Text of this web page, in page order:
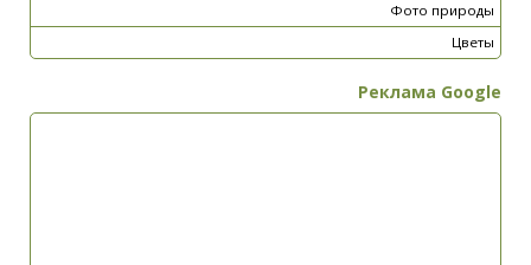
Фото природы
Цветы
Реклама Google